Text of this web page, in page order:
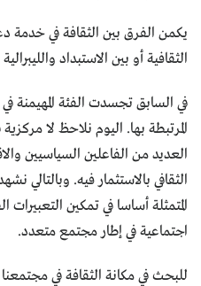
يكمن الفرق بين الثقافة في خدمة
الثقافية أو بين الاستبداد
في السابق تجسدت الفئة المهيمنة
المرتبطة بها. اليوم نلاحظ لا
العديد من الفاعلين السياسيين
الثقافي بالاستثمار فيه. وبالتالي
المتمثلة أساسا في تمكين
اجتماعية في إطار مجتمع متعدد.
للبحث في مكانة الثقافة في